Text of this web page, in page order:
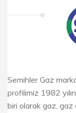
Semihler Gaz
profilimiz 1982
biri olarak gaz, gaz